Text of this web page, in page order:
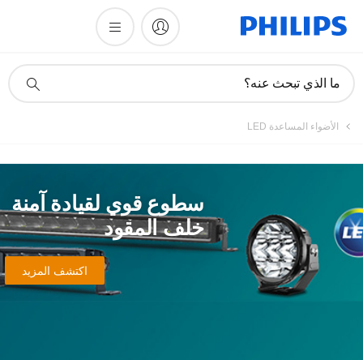
دعم
ما الذي تبحث عنه؟
الأضواء المساعدة LED
سطوع قوي لقيادة آمنة
خلف المقود
اكتشف المزيد